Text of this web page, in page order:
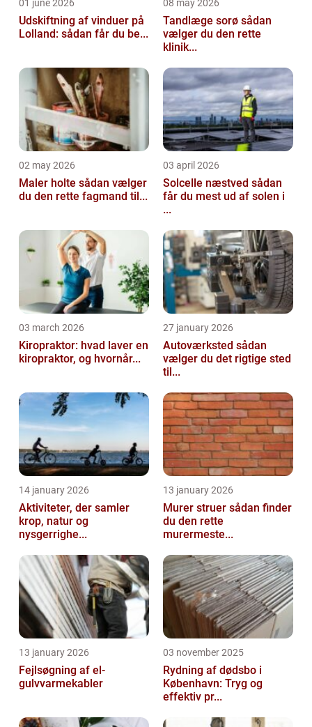
01 june 2026
Udskiftning af vinduer på
Lolland: sådan får du be...
08 may 2026
Tandlæge sorø sådan
vælger du den rette
klinik...
02 may 2026
Maler holte sådan vælger
du den rette fagmand til...
03 april 2026
Solcelle næstved sådan
får du mest ud af solen i
...
03 march 2026
Kiropraktor: hvad laver en
kiropraktor, og hvornår...
27 january 2026
Autoværksted sådan
vælger du det rigtige sted
til...
14 january 2026
Aktiviteter, der samler
krop, natur og
nysgerrighe...
13 january 2026
Murer struer sådan finder
du den rette
murermeste...
13 january 2026
Fejlsøgning af el-
gulvvarmekabler
03 november 2025
Rydning af dødsbo i
København: Tryg og
effektiv pr...